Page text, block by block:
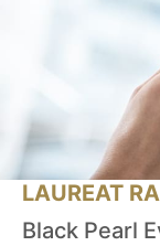
LAUREAT
Black Pearl